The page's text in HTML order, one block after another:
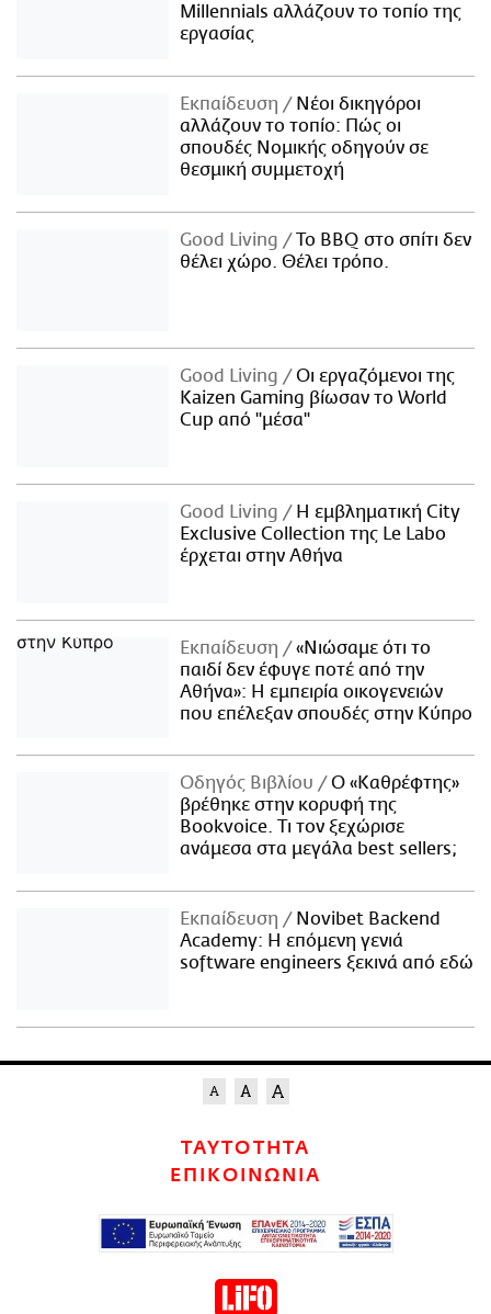
Millennials αλλάζουν το τοπίο της
εργασίας
Εκπαίδευση
Νέοι δικηγόροι
αλλάζουν το τοπίο: Πώς οι
σπουδές Νομικής οδηγούν σε
θεσμική συμμετοχή
Good Living
Το BBQ στο σπίτι δεν
θέλει χώρο. Θέλει τρόπο.
Good Living
Οι εργαζόμενοι της
Kaizen Gaming βίωσαν το World
Cup από "μέσα"
Good Living
Η εμβληματική City
Exclusive Collection της Le Labo
έρχεται στην Αθήνα
Εκπαίδευση
«Νιώσαμε ότι το
παιδί δεν έφυγε ποτέ από την
Αθήνα»: Η εμπειρία οικογενειών
που επέλεξαν σπουδές στην Κύπρο
Οδηγός Βιβλίου
Ο «Καθρέφτης»
βρέθηκε στην κορυφή της
Bookvoice. Τι τον ξεχώρισε
ανάμεσα στα μεγάλα best sellers;
Εκπαίδευση
Novibet Backend
Academy: Η επόμενη γενιά
software engineers ξεκινά από εδώ
ΤΑΥΤΟΤΗΤΑ
ΕΠΙΚΟΙΝΩΝΙΑ